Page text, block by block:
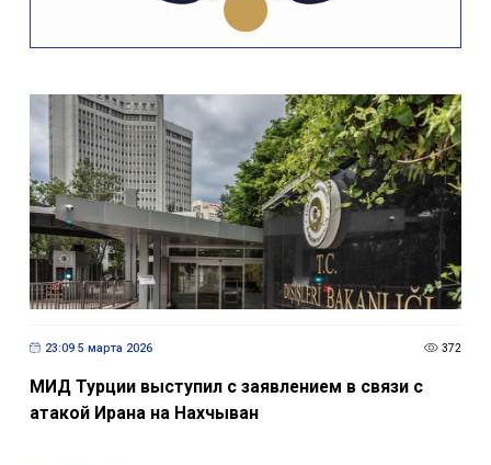
23:09 5 марта 2026 372
МИД Турции выступил с заявлением в связи с
атакой Ирана на Нахчыван